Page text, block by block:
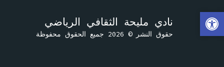
نادي مليحة الثقافي الرياضي
حقوق النشر © 2026 جميع الحقوق محفوظة